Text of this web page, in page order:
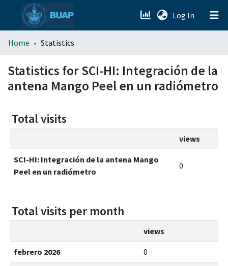
Log In (current)
menu.section.about_menu
All of DSpace
Home Statistics
Statistics for SCI-HI: Integración de la
antena Mango Peel en un radiómetro
Total visits
views
SCI-HI: Integración de la antena Mango
Peel en un radiómetro
0
Total visits per month
views
febrero 2026 0